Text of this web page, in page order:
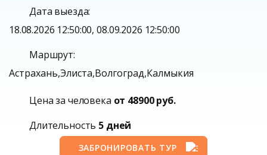
Дата выезда:
18.08.2026 12:50:00, 08.09.2026 12:50:00
Маршрут:
Астрахань,Элиста,Волгоград,Калмыкия
Цена за человека от 48900 руб.
Длительность 5 дней
ЗАБРОНИРОВАТЬ ТУР